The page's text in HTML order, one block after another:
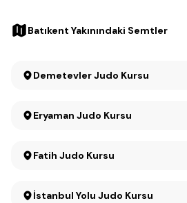
Batıkent Yakınındaki Semtler
Demetevler Judo Kursu
Eryaman Judo Kursu
Fatih Judo Kursu
İstanbul Yolu Judo Kursu